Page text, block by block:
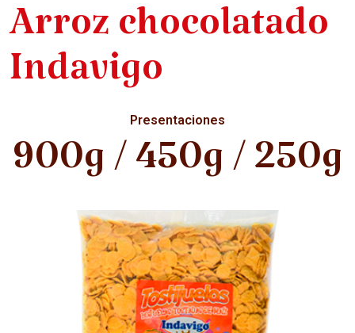
Arroz chocolatado
Indavigo
Presentaciones
900g / 450g / 250g